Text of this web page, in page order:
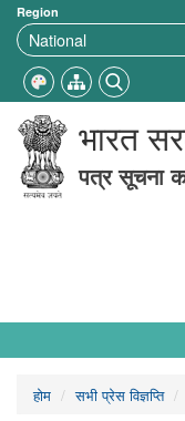
Region
भारत
पत्र सूचना
होम सभी प्रेस विज्ञप्ति